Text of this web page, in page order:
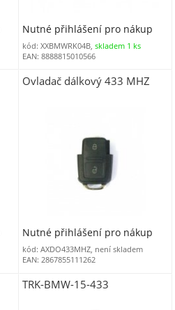
Nutné přihlášení pro nákup
kód: XXBMWRK04B,skladem 1 ks
EAN: 8888815010566
Ovladač dálkový 433 MHZ
Nutné přihlášení pro nákup
kód: AXDO433MHZ, není skladem
EAN: 2867855111262
TRK-BMW-15-433